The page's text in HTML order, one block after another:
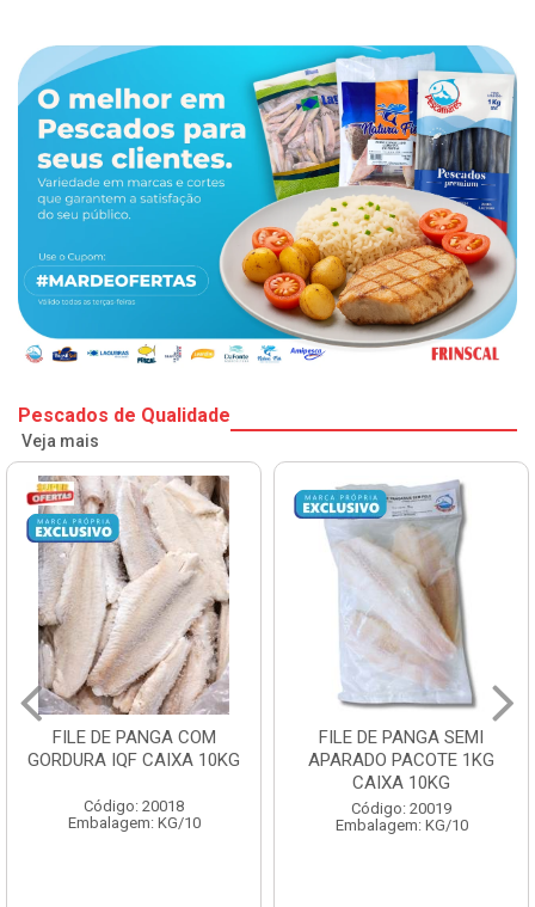
Pescados de Qualidade
Veja mais
FILE DE PANGA SEMI
APARADO PACOTE 1KG
Código: 20019
Embalagem: KG/10
POLACA DESFIADA
PESCAMARES PCT5KG
CX10KG
Código: 20161
Embalagem: KG/10